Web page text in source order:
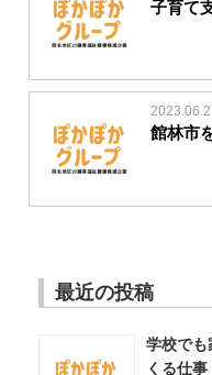
子育て
館林市
最近の投稿
学校でも
くる仕事